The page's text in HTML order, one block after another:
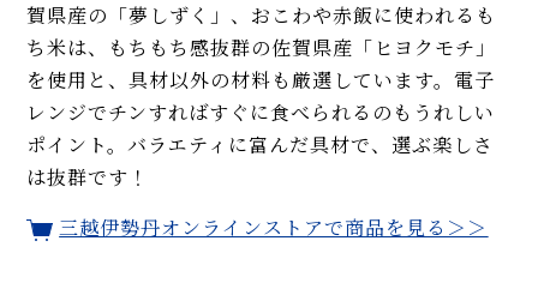
賀県産の「夢しずく」、おこわや赤飯に使われるも
ち米は、もちもち感抜群の佐賀県産「ヒヨクモチ」
を使用と、具材以外の材料も厳選しています。電子
レンジでチンすればすぐに食べられるのもうれしい
ポイント。バラエティに富んだ具材で、選ぶ楽しさ
は抜群です！
三越伊勢丹オンラインストアで商品を見る＞＞